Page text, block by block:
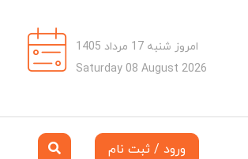
امروز شنبه 17 مرداد 1405
Saturday 08 August 2026
ورود / ثبت نام